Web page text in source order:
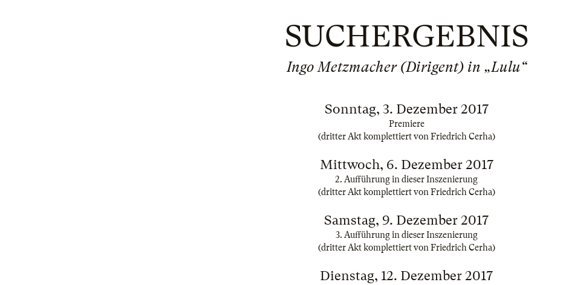
SUCHERGEBNIS
Ingo Metzmacher (Dirigent) in „Lulu“
Sonntag, 3. Dezember 2017
Premiere
(dritter Akt komplettiert von Friedrich Cerha)
Mittwoch, 6. Dezember 2017
2. Aufführung in dieser Inszenierung
(dritter Akt komplettiert von Friedrich Cerha)
Samstag, 9. Dezember 2017
3. Aufführung in dieser Inszenierung
(dritter Akt komplettiert von Friedrich Cerha)
Dienstag, 12. Dezember 2017